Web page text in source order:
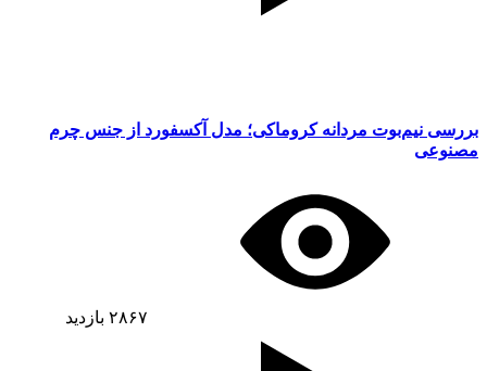
بررسی نیم‌بوت مردانه کروماکی؛ مدل آکسفورد از جنس چرم
مصنوعی
۲۸۶۷ بازدید